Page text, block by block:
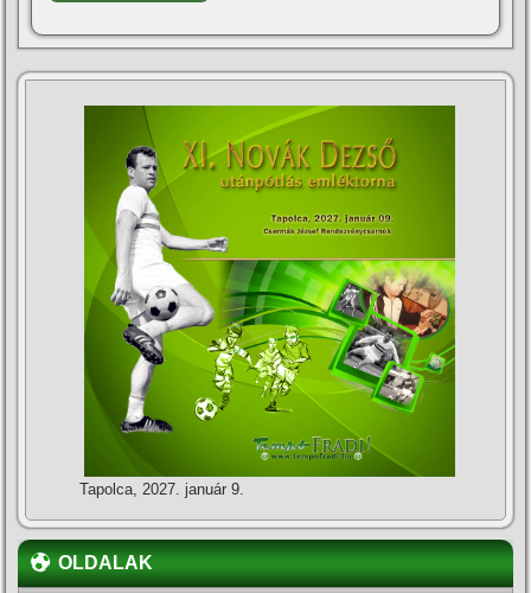
Tapolca, 2027. január 9.
OLDALAK